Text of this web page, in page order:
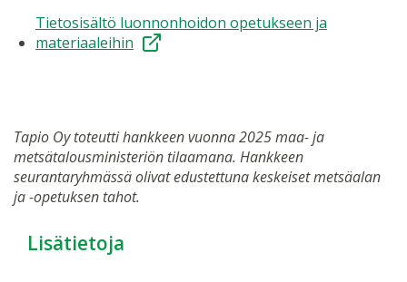
Tietosisältö luonnonhoidon opetukseen ja
materiaaleihin
Tapio Oy toteutti hankkeen vuonna 2025 maa- ja
metsätalousministeriön tilaamana. Hankkeen
seurantaryhmässä olivat edustettuna keskeiset metsäalan
ja -opetuksen tahot.
Lisätietoja